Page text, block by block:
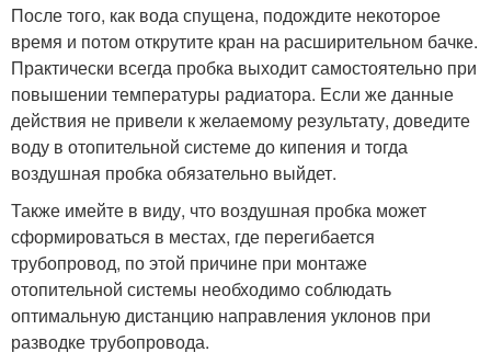
После того, как вода спущена, подождите некоторое
время и потом открутите кран на расширительном бачке.
Практически всегда пробка выходит самостоятельно при
повышении температуры радиатора. Если же данные
действия не привели к желаемому результату, доведите
воду в отопительной системе до кипения и тогда
воздушная пробка обязательно выйдет.
Также имейте в виду, что воздушная пробка может
сформироваться в местах, где перегибается
трубопровод, по этой причине при монтаже
отопительной системы необходимо соблюдать
оптимальную дистанцию направления уклонов при
разводке трубопровода.